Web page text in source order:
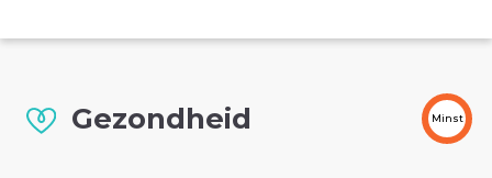
Gezondheid Minst